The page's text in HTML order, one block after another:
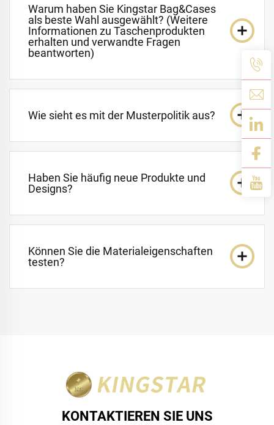
Warum haben Sie Kingstar Bag&Cases
als beste Wahl ausgewählt? (Weitere
Informationen zu Taschenprodukten
erhalten und verwandte Fragen
beantworten)
Wie sieht es mit der Musterpolitik aus?
Haben Sie häufig neue Produkte und
Designs?
Können Sie die Materialeigenschaften
testen?
KONTAKTIEREN SIE UNS